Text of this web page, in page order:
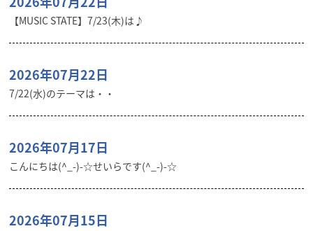
【MUSIC STATE】7/23(木)は♪
2026年07月22日
7/22(水)のテーマは・・
2026年07月17日
こんにちは(^_-)-☆せいらです(^_-)-☆
2026年07月15日